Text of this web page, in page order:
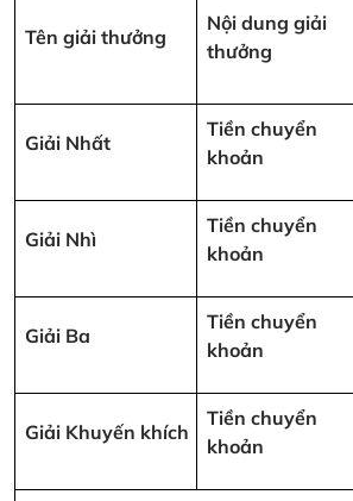
Tên giải thưởng
Nội dung giải
thưởng
Giải Nhất
Tiền chuyển
khoản
Giải Nhì
Tiền chuyển
khoản
Giải Ba
Tiền chuyển
khoản
Giải Khuyến khích
Tiền chuyển
khoản